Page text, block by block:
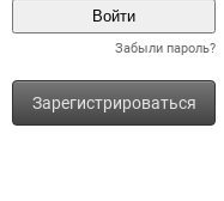
Забыли пароль?
Зарегистрироваться